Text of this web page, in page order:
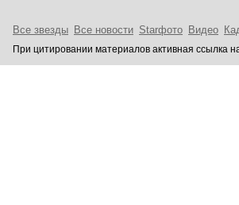
Все звезды Все новости Starфото Видео
При цитировании материалов активная ссылка